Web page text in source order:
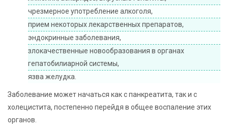
чрезмерное употребление алкоголя,
прием некоторых лекарственных препаратов,
эндокринные заболевания,
злокачественные новообразования в органах
гепатобилиарной системы,
язва желудка.
Заболевание может начаться как с панкреатита, так и с
холецистита, постепенно перейдя в общее воспаление этих
органов.